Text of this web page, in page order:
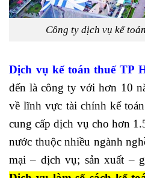
Công ty dịch vụ kế
Dịch vụ kế toán thuế TP
đến là công ty với hơn 10
về lĩnh vực tài chính kế
cung cấp dịch vụ cho hơn
nước thuộc nhiều ngành
mại – dịch vụ; sản xuất –